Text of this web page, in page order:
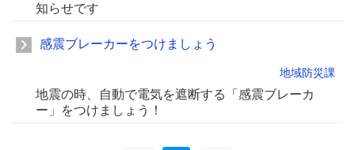
知らせです
感震ブレーカーをつけましょう
地域防災課
地震の時、自動で電気を遮断する「感震ブレーカ
ー」をつけましょう！